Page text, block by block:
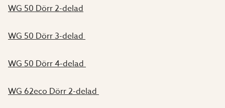
WG 50 Dörr 2-delad
WG 50 Dörr 3-delad
WG 50 Dörr 4-delad
WG 62eco Dörr 2-delad